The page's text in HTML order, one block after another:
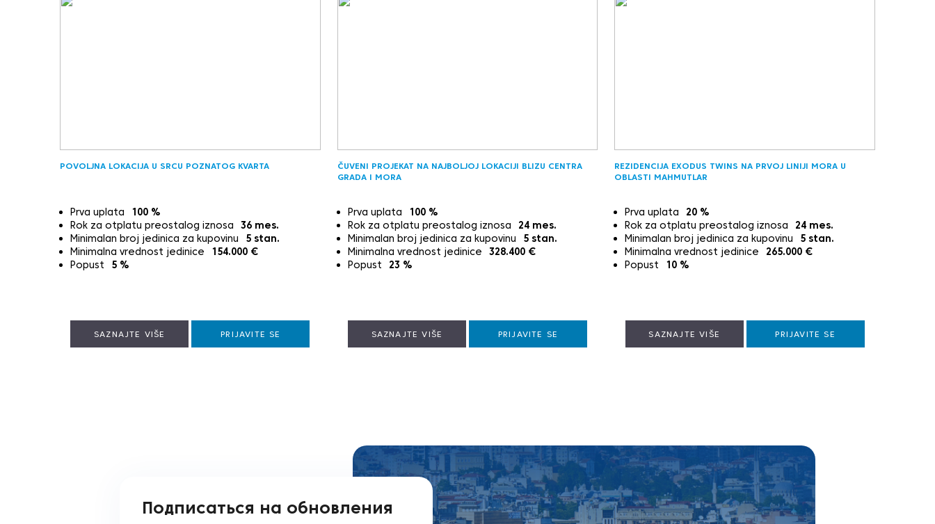
POVOLJNA LOKACIJA U SRCU POZNATOG KVARTA
Prva uplata 100 %
Rok za otplatu preostalog iznosa
36 mes.
Minimalan broj jedinica za kupovinu
5 stan.
Minimalna vrednost jedinice
154.000 €
Popust
5 %
SAZNAJTE VIŠE PRIJAVITE SE
ČUVENI PROJEKAT NA NAJBOLJOJ LOKACIJI BLIZU CENTRA
GRADA I MORA
Prva uplata 100 %
Rok za otplatu preostalog iznosa
24 mes.
Minimalan broj jedinica za kupovinu
5 stan.
Minimalna vrednost jedinice
328.400 €
Popust
23 %
SAZNAJTE VIŠE PRIJAVITE SE
REZIDENCIJA EXODUS TWINS NA PRVOJ LINIJI MORA U
OBLASTI MAHMUTLAR
Prva uplata 20 %
Rok za otplatu preostalog iznosa
24 mes.
Minimalan broj jedinica za kupovinu
5 stan.
Minimalna vrednost jedinice
265.000 €
Popust
10 %
SAZNAJTE VIŠE PRIJAVITE SE
Подписаться на обновления